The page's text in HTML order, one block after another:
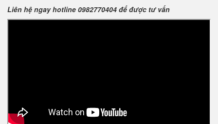
Liên hệ ngay hotline 0982770404 để được tư vấn